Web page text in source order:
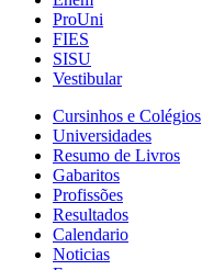
ProUni
FIES
SISU
Vestibular
Cursinhos e Colégios
Universidades
Resumo de Livros
Gabaritos
Profissões
Resultados
Calendario
Noticias